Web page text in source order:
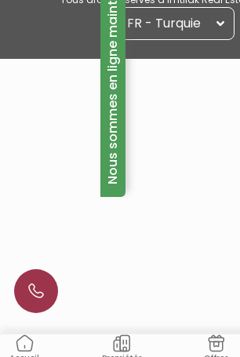
FR - Turquie
Nous sommes en ligne maintenant!